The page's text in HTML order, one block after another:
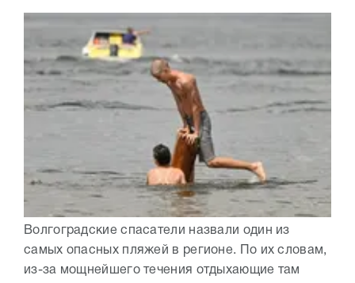
Волгоградские спасатели назвали один из
самых опасных пляжей в регионе. По их словам,
из-за мощнейшего течения отдыхающие там